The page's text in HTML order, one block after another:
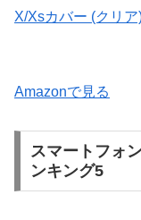
X/Xsカバー (クリ
Amazonで見る
スマートフォ
ンキング5